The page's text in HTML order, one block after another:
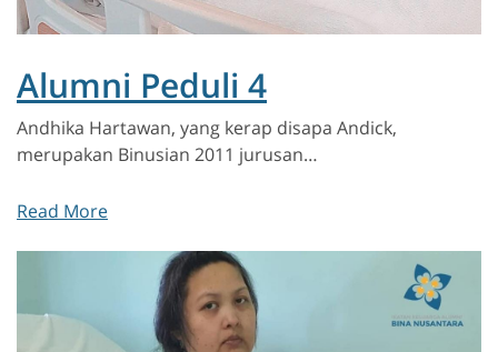
Alumni Peduli 4
Andhika Hartawan, yang kerap disapa Andick,
merupakan Binusian 2011 jurusan…
Read More